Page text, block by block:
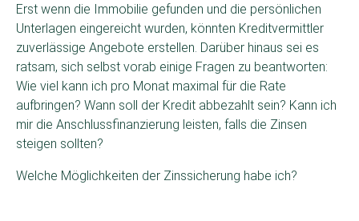
Erst wenn die Immobilie gefunden und die persönlichen
Unterlagen eingereicht wurden, könnten Kreditvermittler
zuverlässige Angebote erstellen. Darüber hinaus sei es
ratsam, sich selbst vorab einige Fragen zu beantworten:
Wie viel kann ich pro Monat maximal für die Rate
aufbringen? Wann soll der Kredit abbezahlt sein? Kann ich
mir die Anschlussfinanzierung leisten, falls die Zinsen
steigen sollten?
Welche Möglichkeiten der Zinssicherung habe ich?